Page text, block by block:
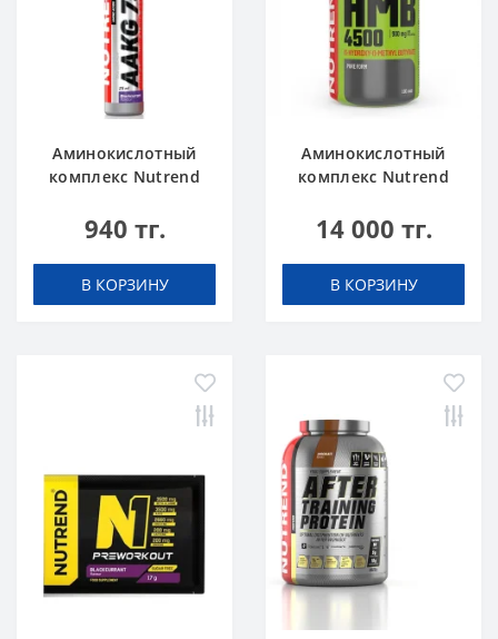
Аминокислотный
комплекс Nutrend
blackcurrant 25 ml
940 тг.
В КОРЗИНУ
Аминокислотный
комплекс Nutrend
14 000 тг.
В КОРЗИНУ